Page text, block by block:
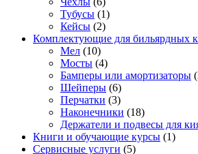
Тубусы (1)
Кейсы (2)
Комплектующие для бильярдных
Мел (10)
Мосты (4)
Бамперы или амортизаторы
Шейперы (6)
Перчатки (3)
Наконечники (18)
Держатели и подвесы для
Книги и обучающие курсы (1)
Сервисные услуги (5)